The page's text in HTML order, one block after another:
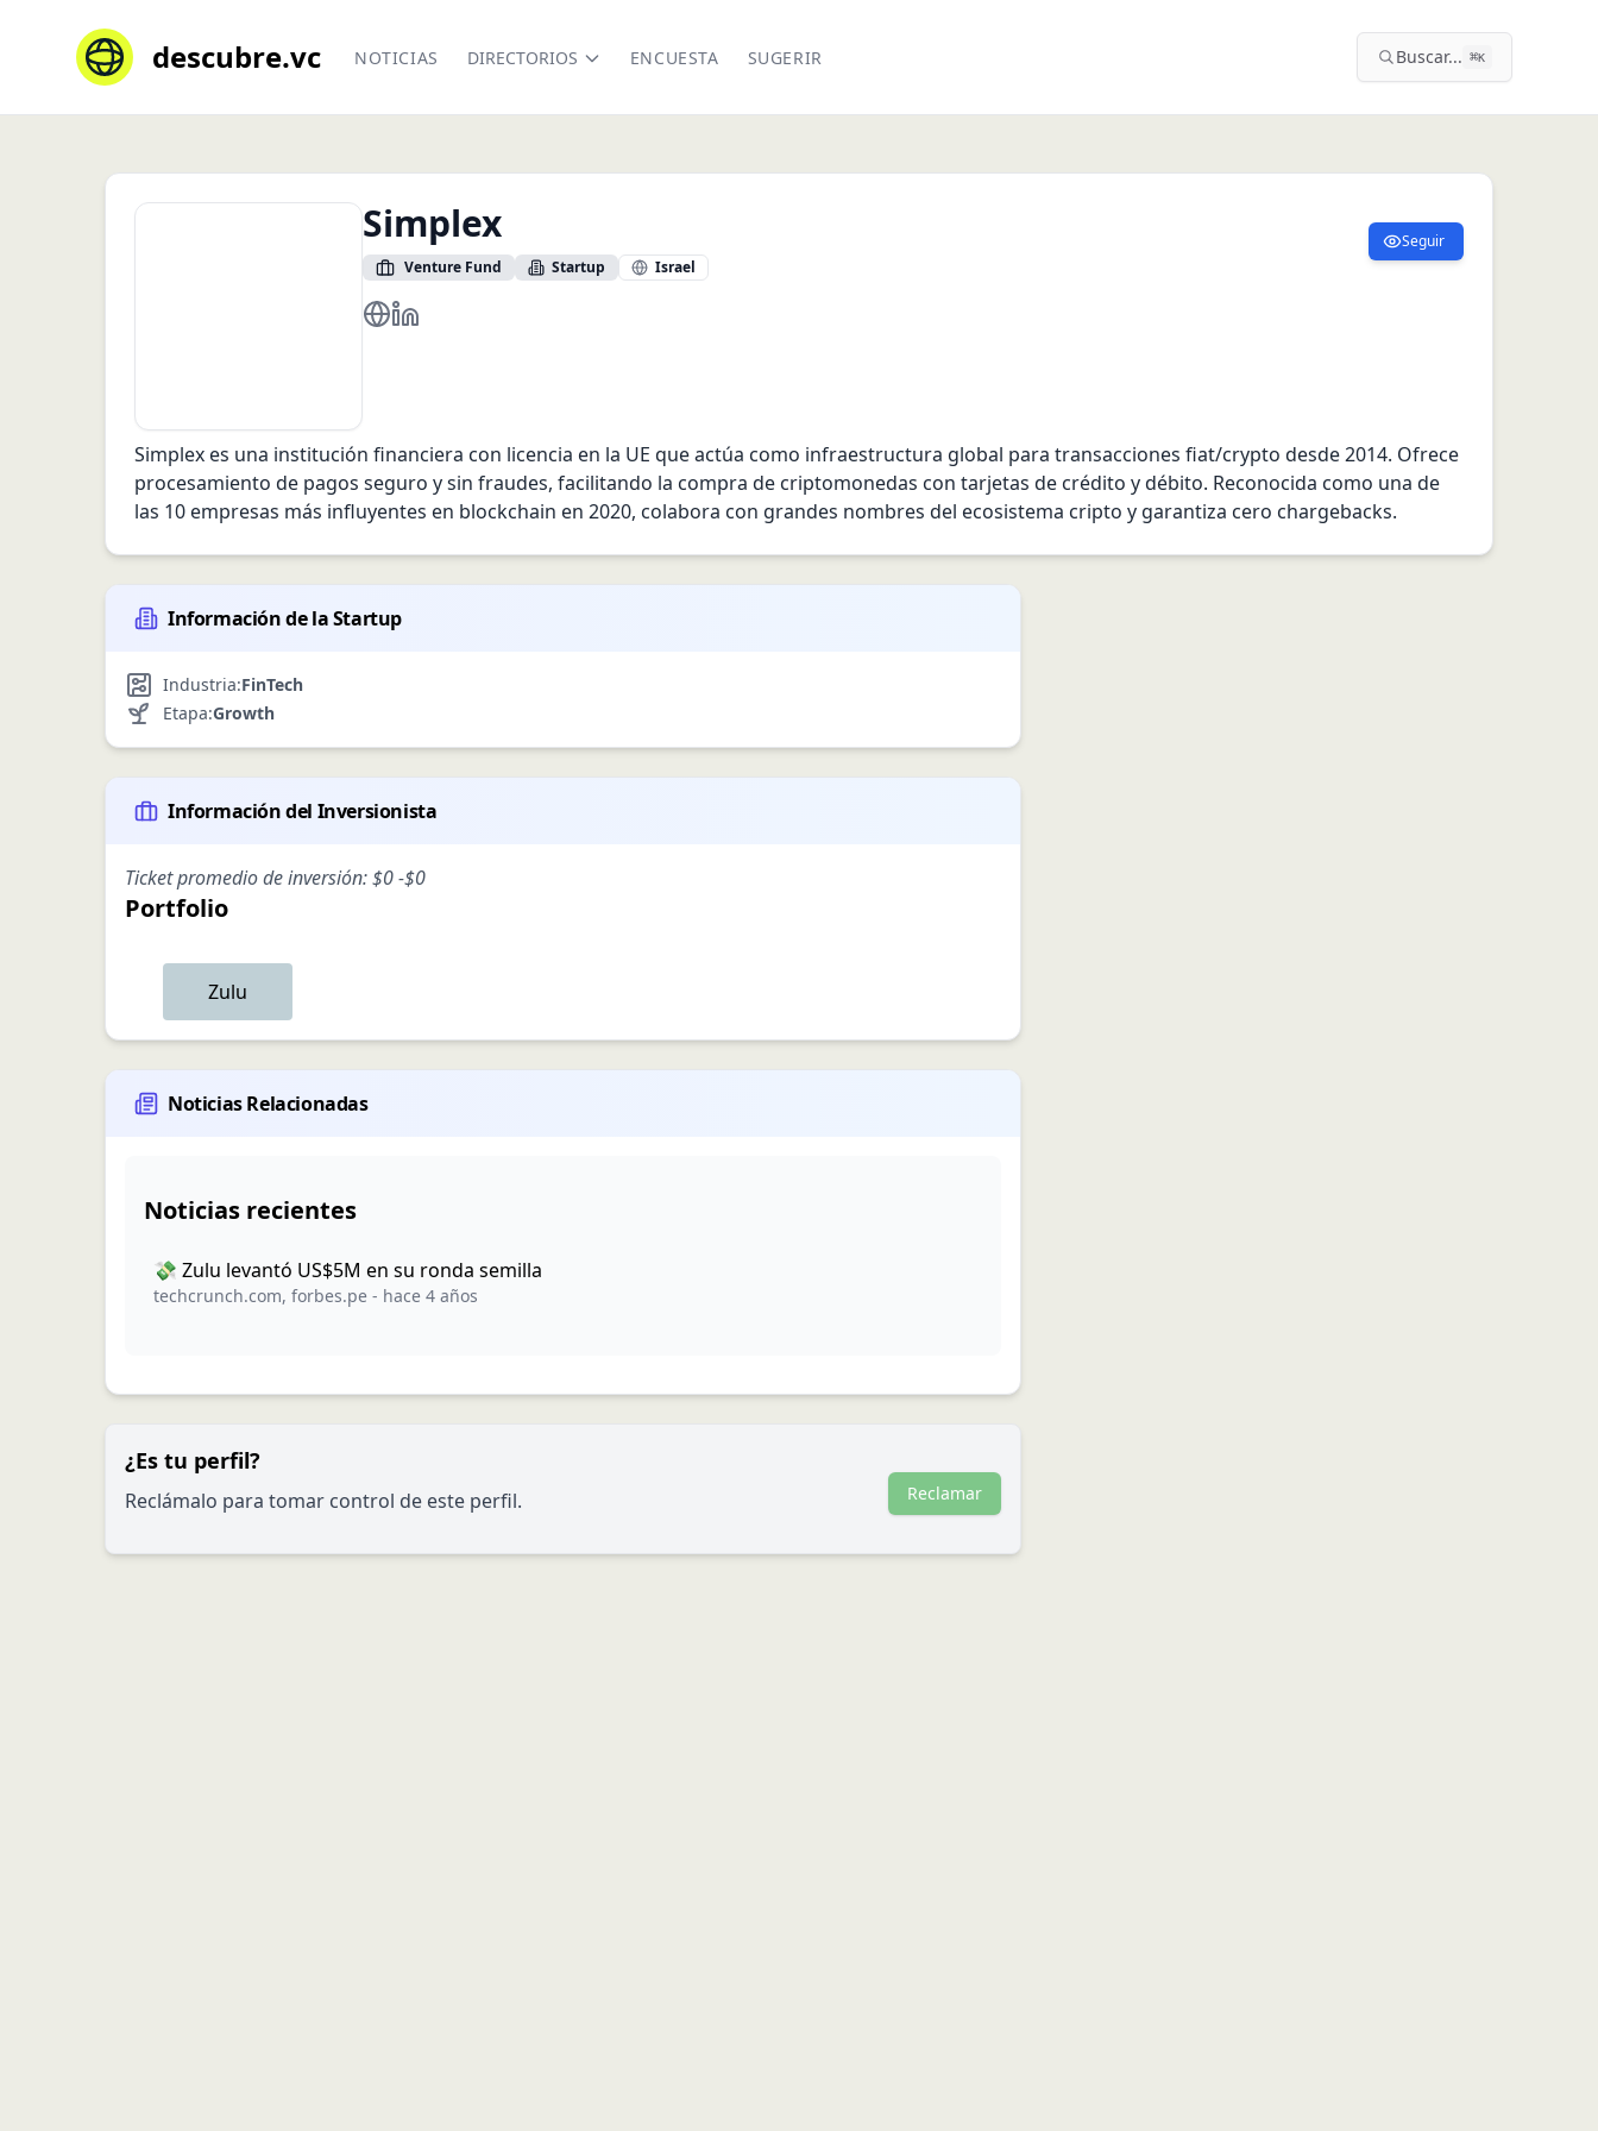
descubre.vc NOTICIAS DIRECTORIOS ENCUESTA SUGERIR Buscar... ⌘K
Simplex
Venture Fund Startup Israel
Seguir
https://www.simplex.com/
https://www.linkedin.com/company/simplexcc
Simplex es una institución financiera con licencia en la UE que actúa como infraestructura global para transacciones fiat/crypto desde 2014. Ofrece
procesamiento de pagos seguro y sin fraudes, facilitando la compra de criptomonedas con tarjetas de crédito y débito. Reconocida como una de
las 10 empresas más influyentes en blockchain en 2020, colabora con grandes nombres del ecosistema cripto y garantiza cero chargebacks.
Información de la Startup
Industria:FinTech
Etapa:Growth
Información del Inversionista
Ticket promedio de inversión:$0-$0
Portfolio
Zulu
Noticias Relacionadas
Noticias recientes
💸 Zulu levantó US$5M en su ronda semilla
techcrunch.com, forbes.pe - hace 4 años
¿Es tu perfil?
Reclámalo para tomar control de este perfil. Reclamar